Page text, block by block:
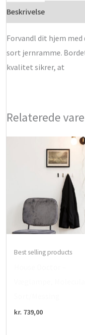
Beskrivelse
Forvandl dit hjem
sort jernramme.
kvalitet sikrer, at
Relaterede
Best selling products
kr. 739,00